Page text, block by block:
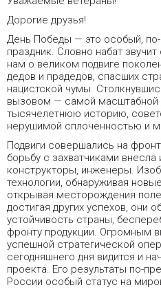
Дорогие друзья!
День Победы — это особый,
праздник. Словно набат
нам о великом подвиге
дедов и прадедов, спасших
нацистской чумы.
вызовом — самой масштабной
тысячелетнюю историю,
нерушимой сплоченностью и
Подвиги совершались на
борьбу с захватчиками
конструкторы, инженеры.
технологии, обнаруживая
открывая месторождения
достигая других успехов, они
устойчивость страны,
фронту продукции. Огромным
успешной стратегической
сегодняшнего дня видится и
проекта. Его результаты по-
России особый статус на